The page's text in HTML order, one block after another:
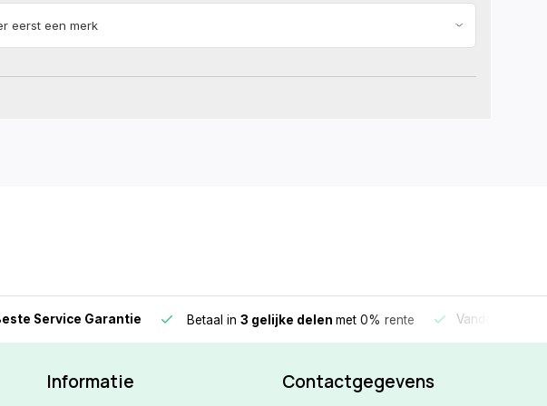
Service Garantie Betaal in 3 gelijke delen met 0% rente Vandaag
Informatie Contactgegevens